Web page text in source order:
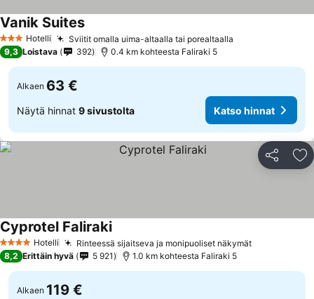
3 Tähtiluokitus
Hotelli Sviitit omalla uima-altaalla tai porealtaalla
Vanik SuitesKatso hinnat
9,3 Loistava 392 0.4 km kohteesta Faliraki 5
Alkaen 63 €
Näytä hinnat 9 sivustolta Katso hinnat
Jaa
4 Tähtiluokitus
Hotelli Rinteessä sijaitseva ja monipuoliset näkymätKatso
Cyprotel FalirakiKatso hinnat
8,2 Erittäin hyvä 5 921 1.0 km kohteesta Faliraki 5
Alkaen 119 €